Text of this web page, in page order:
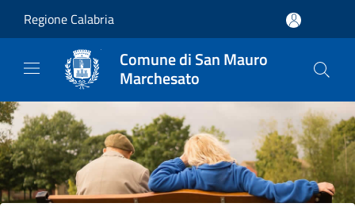
Regione Calabria
Comune di San Mauro
Marchesato